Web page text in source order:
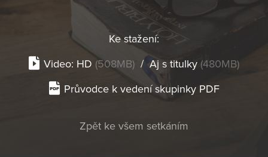
Zpět ke všem setkáním
Ke stažení:
Video: HD (508MB) /Aj s titulky (480MB)
Průvodce k vedení skupinky PDF